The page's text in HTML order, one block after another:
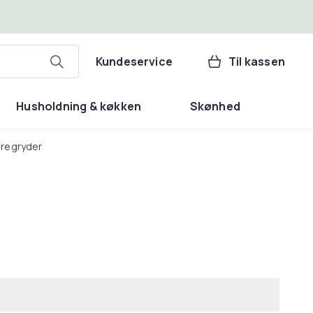
Kundeservice Til kassen
Husholdning & køkken Skønhed